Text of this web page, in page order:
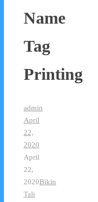
Name
Tag
Printing
admin
April
22,
2020
April
22,
2020Bikin
Tali